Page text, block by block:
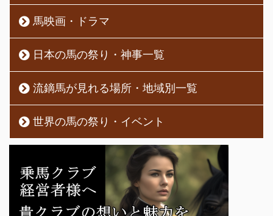
馬映画・ドラマ
日本の馬の祭り・神事一覧
流鏑馬が見れる場所・地域別一覧
世界の馬の祭り・イベント